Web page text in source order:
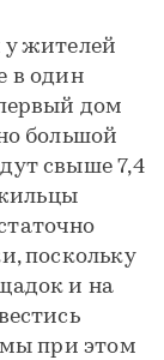
жителей
в один
дом
большой
свыше 7,4
поскольку
и на
мы при этом